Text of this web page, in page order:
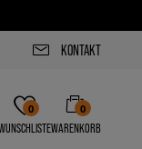
KONTAKT
0 0
WARENKORB